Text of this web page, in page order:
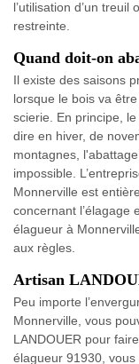
l’utilisation d’un treuil
restreinte.
Quand doit-on
Il existe des saisons
lorsque le bois va
scierie. En principe,
dire en hiver, de
montagnes,
impossible.
Monnerville est
concernant l’élagage
élagueur à
aux règles.
Artisan
Peu importe
Monnerville, vous
LANDOUER pour
élagueur 91930,